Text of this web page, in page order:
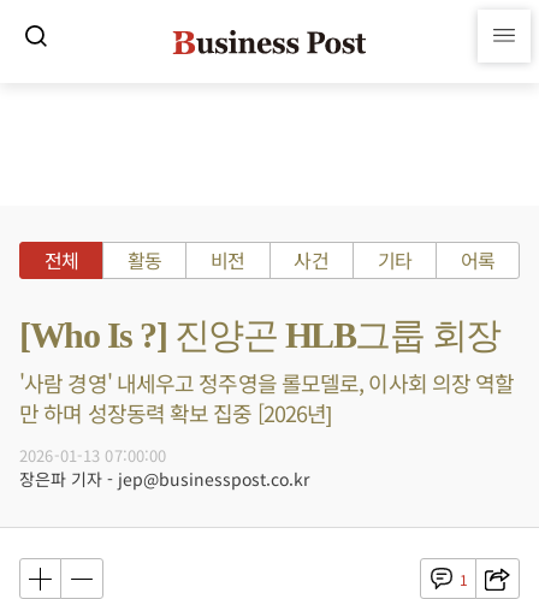
전체 활동 비전 사건 기타 어록
[Who Is ?] 진양곤 HLB그룹 회장
'사람 경영' 내세우고 정주영을 롤모델로, 이사회 의장 역할
만 하며 성장동력 확보 집중 [2026년]
2026-01-13 07:00:00
장은파 기자 - jep@businesspost.co.kr
1